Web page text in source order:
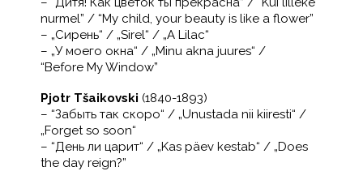
nurmel” / “My child, your beauty is like a flower”
– „Сирень“ / „Sirel“ / „A Lilac“
– „У моего окна“ / „Minu akna juures“ /
“Before My Window”
Pjotr Tšaikovski (1840-1893)
– “Забыть так скоро“ / „Unustada nii kiiresti“ /
„Forget so soon“
– “День ли царит“ / „Kas päev kestab“ / „Does
the day reign?”